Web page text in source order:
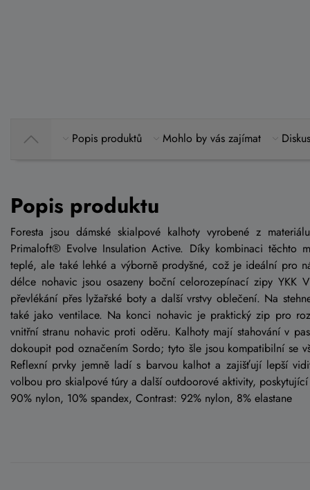
Popis produktů Mohlo by vás zajímat
Popis produktu
Foresta jsou dámské skialpové kalhoty vyrobené z
Primaloft® Evolve Insulation Active. Díky kombinaci těchto
teplé, ale také lehké a výborně prodyšné, což je ideální pro
délce nohavic jsou osazeny boční celorozepínací zipy YKK
převlékání přes lyžařské boty a další vrstvy oblečení. Na
také jako ventilace. Na konci nohavic je praktický zip pro
vnitřní stranu nohavic proti oděru. Kalhoty mají stahování v
dokoupit pod označením Sordo; tyto šle jsou kompatibilní se
Reflexní prvky jemně ladí s barvou kalhot a zajišťují lepší
volbou pro skialpové túry a další outdoorové aktivity,
90% nylon, 10% spandex, Contrast: 92% nylon, 8% elastane